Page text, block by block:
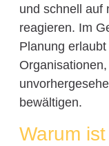
und schnell auf
reagieren. Im
Planung
bewältigen.
Warum